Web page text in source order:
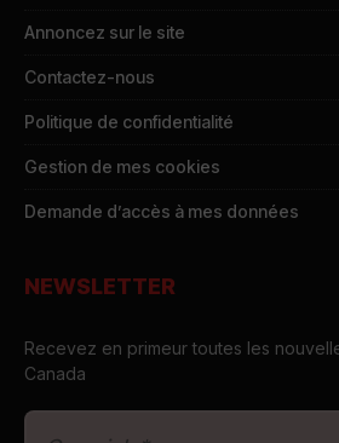
Annoncez sur le site
Contactez-nous
Politique de confidentialité
Gestion de mes cookies
Demande d’accès à mes données
NEWSLETTER
Recevez en primeur toutes les
Canada